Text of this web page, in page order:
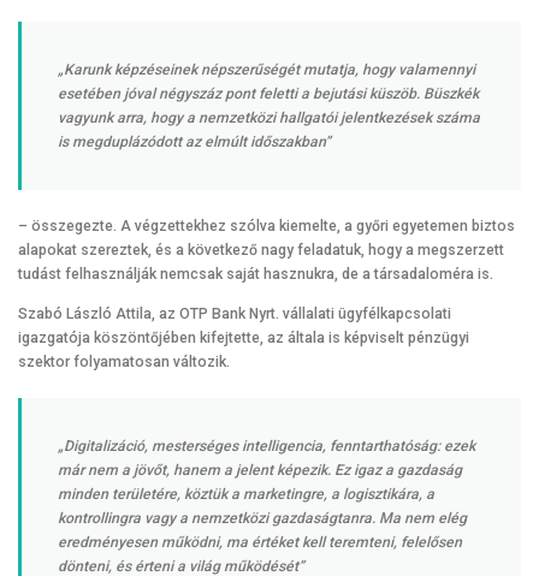
„Karunk képzéseinek népszerűségét mutatja, hogy valamennyi
esetében jóval négyszáz pont feletti a bejutási küszöb. Büszkék
vagyunk arra, hogy a nemzetközi hallgatói jelentkezések száma
is megduplázódott az elmúlt időszakban”
– összegezte. A végzettekhez szólva kiemelte, a győri egyetemen biztos
alapokat szereztek, és a következő nagy feladatuk, hogy a megszerzett
tudást felhasználják nemcsak saját hasznukra, de a társadaloméra is.
Szabó László Attila, az OTP Bank Nyrt. vállalati ügyfélkapcsolati
igazgatója köszöntőjében kifejtette, az általa is képviselt pénzügyi
szektor folyamatosan változik.
„Digitalizáció, mesterséges intelligencia, fenntarthatóság: ezek
már nem a jövőt, hanem a jelent képezik. Ez igaz a gazdaság
minden területére, köztük a marketingre, a logisztikára, a
kontrollingra vagy a nemzetközi gazdaságtanra. Ma nem elég
eredményesen működni, ma értéket kell teremteni, felelősen
dönteni, és érteni a világ működését”